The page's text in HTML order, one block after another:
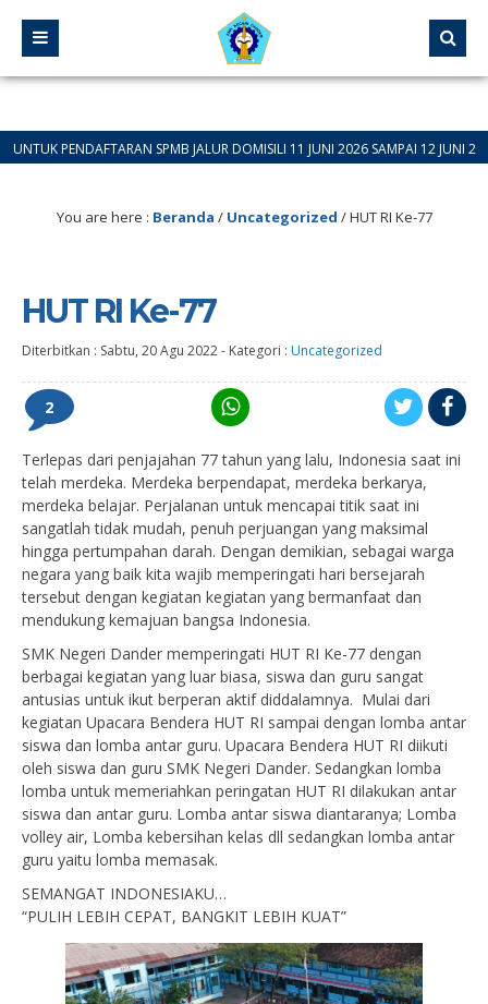
SPMB JALUR DOMISILI 11 JUNI 2026 SAMPAI 12 JUNI 2026
You are here : Beranda / Uncategorized /HUT RI Ke-77
HUT RI Ke-77
Diterbitkan : Sabtu, 20 Agu 2022- Kategori : Uncategorized
2
Terlepas dari penjajahan 77 tahun yang lalu, Indonesia saat ini
telah merdeka. Merdeka berpendapat, merdeka berkarya,
merdeka belajar. Perjalanan untuk mencapai titik saat ini
sangatlah tidak mudah, penuh perjuangan yang maksimal
hingga pertumpahan darah. Dengan demikian, sebagai warga
negara yang baik kita wajib memperingati hari bersejarah
tersebut dengan kegiatan kegiatan yang bermanfaat dan
mendukung kemajuan bangsa Indonesia.
SMK Negeri Dander memperingati HUT RI Ke-77 dengan
berbagai kegiatan yang luar biasa, siswa dan guru sangat
antusias untuk ikut berperan aktif diddalamnya. Mulai dari
kegiatan Upacara Bendera HUT RI sampai dengan lomba antar
siswa dan lomba antar guru. Upacara Bendera HUT RI diikuti
oleh siswa dan guru SMK Negeri Dander. Sedangkan lomba
lomba untuk memeriahkan peringatan HUT RI dilakukan antar
siswa dan antar guru. Lomba antar siswa diantaranya; Lomba
volley air, Lomba kebersihan kelas dll sedangkan lomba antar
guru yaitu lomba memasak.
SEMANGAT INDONESIAKU…
“PULIH LEBIH CEPAT, BANGKIT LEBIH KUAT”